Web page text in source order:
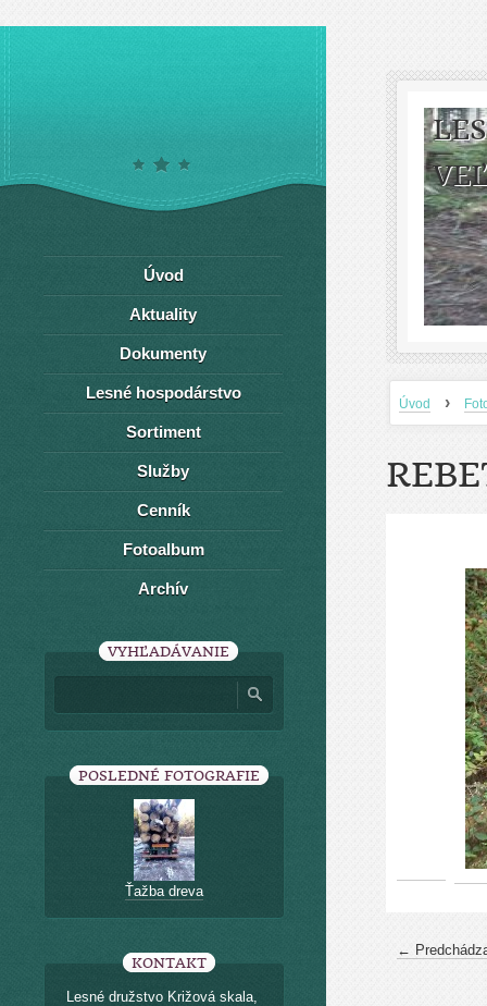
Úvod ›
←
Úvod
Aktuality
Dokumenty
Lesné hospodárstvo
Sortiment
Služby
Cenník
Fotoalbum
Archív
VYHĽADÁVANIE
POSLEDNÉ FOTOGRAFIE
Ťažba dreva
KONTAKT
Lesné družstvo Križová skala,